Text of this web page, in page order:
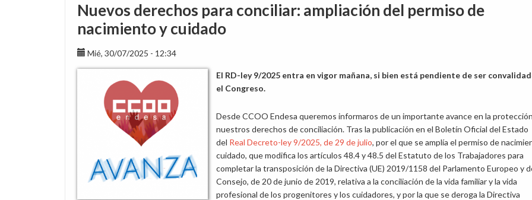
Nuevos derechos para conciliar: ampliación del permiso de
nacimiento y cuidado
Mié, 30/07/2025 - 12:34
El RD-ley 9/2025 entra en vigor mañana, si bien está pendiente de ser
el Congreso.
Desde CCOO Endesa queremos informaros de un importante avance en la
nuestros derechos de conciliación. Tras la publicación en el Boletín Oficial del Estado
del Real Decreto-ley 9/2025, de 29 de julio, por el que se amplía el permiso de
cuidado, que modifica los artículos 48.4 y 48.5 del Estatuto de los Trabajadores para
completar la transposición de la Directiva (UE) 2019/1158 del Parlamento Europeo y
Consejo, de 20 de junio de 2019, relativa a la conciliación de la vida familiar y la vida
profesional de los progenitores y los cuidadores, y por la que se deroga la Directiva